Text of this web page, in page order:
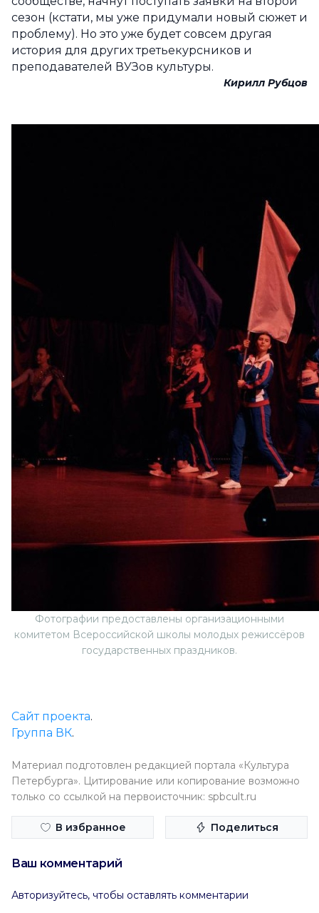
сезон (кстати, мы уже придумали новый сюжет и
проблему). Но это уже будет совсем другая
история для других третьекурсников и
преподавателей ВУЗов культуры.
Кирилл Рубцов
Фотографии предоставлены организационными
комитетом Всероссийской школы молодых режиссёров
государственных праздников.
Сайт проекта.
Группа ВК.
Материал подготовлен редакцией портала «Культура
Петербурга». Цитирование или копирование возможно
только со ссылкой на первоисточник: spbcult.ru
В избранное Поделиться
Ваш комментарий
Авторизуйтесь, чтобы оставлять комментарии